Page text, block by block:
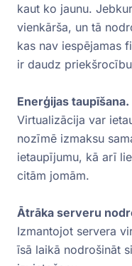
kaut ko jaunu.
vienkārša, un tā
kas nav iespējamas
ir daudz
Enerģijas taupīšana.
Virtualizācija var
nozīmē izmaksu
ietaupījumu, kā arī
citām jomām.
Ātrāka serveru
Izmantojot servera
īsā laikā nodrošināt